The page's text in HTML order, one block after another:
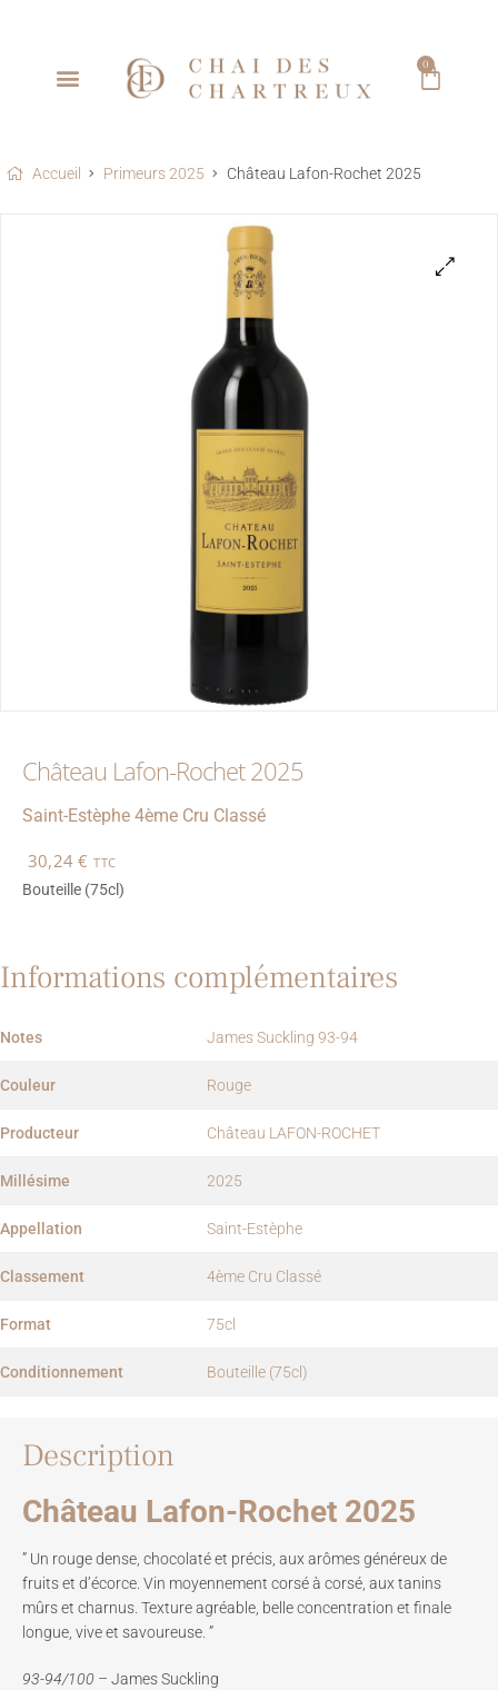
0
Accueil Primeurs 2025 Château Lafon-Rochet 2025
Château Lafon-Rochet 2025
Saint-Estèphe 4ème Cru Classé
30,24€ TTC
Bouteille (75cl)
Description
Château Lafon-Rochet 2025
” Un rouge dense, chocolaté et précis, aux arômes généreux de
fruits et d’écorce. Vin moyennement corsé à corsé, aux tanins
mûrs et charnus. Texture agréable, belle concentration et finale
longue, vive et savoureuse. ”
93-94/100 – James Suckling
Informations complémentaires
Notes James Suckling 93-94
Couleur Rouge
Producteur Château LAFON-ROCHET
Millésime 2025
Appellation Saint-Estèphe
Classement 4ème Cru Classé
Format 75cl
Conditionnement Bouteille (75cl)